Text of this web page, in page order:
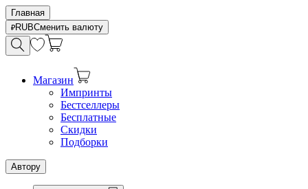
Главная
RUBСменить валюту
Магазин
Импринты
Бестселлеры
Бесплатные
Скидки
Подборки
Автору